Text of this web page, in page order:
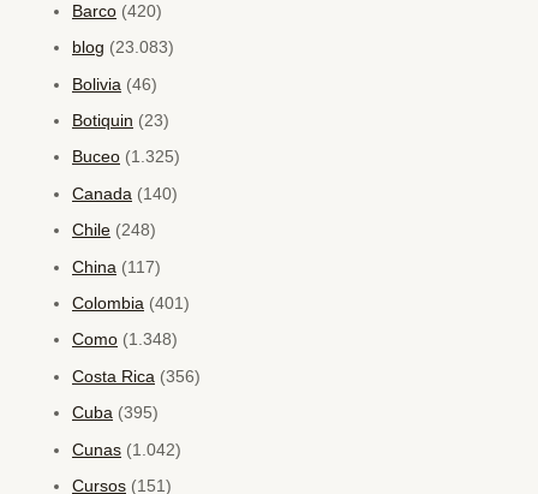
Barco (420)
blog (23.083)
Bolivia (46)
Botiquin (23)
Buceo (1.325)
Canada (140)
Chile (248)
China (117)
Colombia (401)
Como (1.348)
Costa Rica (356)
Cuba (395)
Cunas (1.042)
Cursos (151)